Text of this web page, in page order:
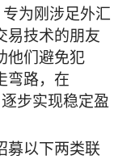
为刚涉足外汇
易技术的朋友
他们避免犯
弯路，在
步实现稳定盈
募以下两类联